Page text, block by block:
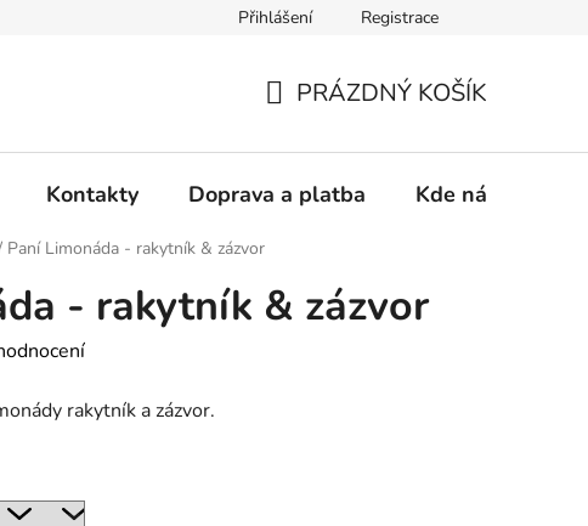
Přihlášení Registrace
KOŠÍK
PRÁZDNÝ KOŠÍK
Kontakty Doprava a platba Kde nás najdete
Paní Limonáda - rakytník & zázvor
- rakytník & zázvor
rakytník a zázvor.